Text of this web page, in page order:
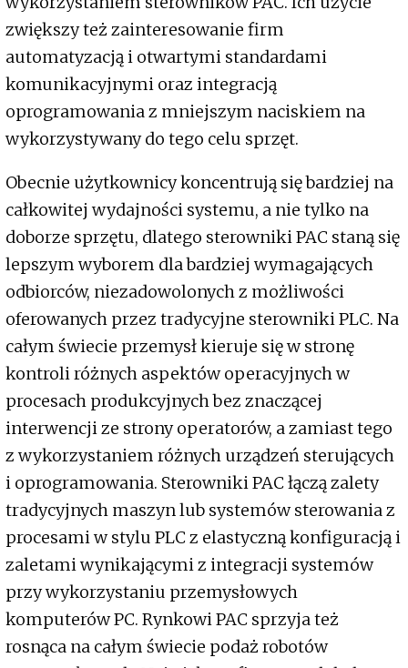
zwiększy też zainteresowanie firm
automatyzacją i otwartymi standardami
komunikacyjnymi oraz integracją
oprogramowania z mniejszym naciskiem na
wykorzystywany do tego celu sprzęt.
Obecnie użytkownicy koncentrują się bardziej na
całkowitej wydajności systemu, a nie tylko na
doborze sprzętu, dlatego sterowniki PAC staną się
lepszym wyborem dla bardziej wymagających
odbiorców, niezadowolonych z możliwości
oferowanych przez tradycyjne sterowniki PLC. Na
całym świecie przemysł kieruje się w stronę
kontroli różnych aspektów operacyjnych w
procesach produkcyjnych bez znaczącej
interwencji ze strony operatorów, a zamiast tego
z wykorzystaniem różnych urządzeń sterujących
i oprogramowania. Sterowniki PAC łączą zalety
tradycyjnych maszyn lub systemów sterowania z
procesami w stylu PLC z elastyczną konfiguracją i
zaletami wynikającymi z integracji systemów
przy wykorzystaniu przemysłowych
komputerów PC. Rynkowi PAC sprzyja też
rosnąca na całym świecie podaż robotów